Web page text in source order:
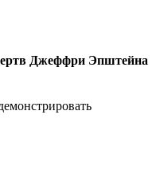
Джеффри Эпштейна